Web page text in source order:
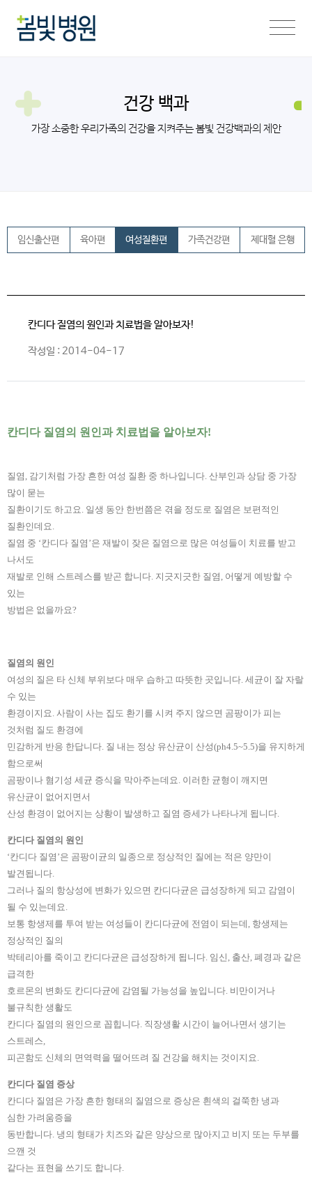
건강 백과
가장 소중한 우리가족의 건강을 지켜주는 봄빛 건강백과의 제안
임신출산편 육아편 여성질환편 가족건강편 제대혈 은행
칸디다 질염의 원인과 치료법을 알아보자!
작성일 : 2014-04-17
칸디다 질염의 원인과 치료법을 알아보자!
질염, 감기처럼 가장 흔한 여성 질환 중 하나입니다. 산부인과 상담 중 가장
많이 묻는
질환이기도 하고요. 일생 동안 한번쯤은 겪을 정도로 질염은 보편적인
질환인데요.
질염 중 ‘칸디다 질염’은 재발이 잦은 질염으로 많은 여성들이 치료를 받고
나서도
재발로 인해 스트레스를 받곤 합니다. 지긋지긋한 질염, 어떻게 예방할 수
있는
방법은 없을까요?
질염의 원인
여성의 질은 타 신체 부위보다 매우 습하고 따뜻한 곳입니다. 세균이 잘 자랄
수 있는
환경 이지요. 사람이 사는 집도 환기를 시켜 주지 않으면 곰팡이가 피는
것처럼 질도 환경에
민감하게 반응 한답니다. 질 내는 정상 유산균이 산성(ph4.5~5.5)을 유지하게
함으로써
곰팡이나 혐기성 세균 증식을 막아주는데요. 이러한 균형이 깨지면
유산균이 없어지면서
산성 환경이 없어지는 상황이 발생하고 질염 증세가 나타나게 됩니다.
칸디다 질염의 원인
‘칸디다 질염’은 곰팡이균의 일종으로 정상적인 질에는 적은 양만이
발견됩니다.
그러나 질의 항상성에 변화가 있으면 칸디다균은 급성장하게 되고 감염이
될 수 있는데요.
보통 항생제를 투여 받는 여성들이 칸디다균에 전염이 되는데, 항생제는
정상적인 질의
박테리아를 죽이고 칸디다균은 급성장하게 됩니다. 임신, 출산, 폐경과 같은
급격한
호르몬의 변화도 칸디다균에 감염될 가능성을 높입니다. 비만이거나
불규칙한 생활도
칸디다 질염의 원인으로 꼽힙니다. 직장생활 시간이 늘어나면서 생기는
스트레스,
피곤함도 신체의 면역력을 떨어뜨려 질 건강을 해치는 것이지요.
칸디다 질염 증상
칸디다 질염은 가장 흔한 형태의 질염으로 증상은 흰색의 걸쭉한 냉과
심한 가려움증을
동반합니다. 냉의 형태가 치즈와 같은 양상으로 많아지고 비지 또는 두부를
으깬 것
같다는 표현을 쓰기도 합니다.